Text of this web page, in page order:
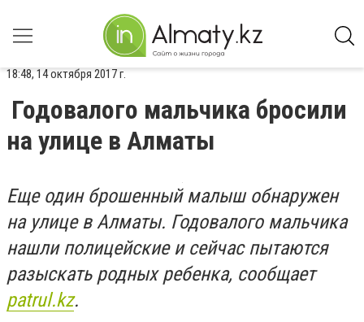
18:48, 14 октября 2017 г.
Годовалого мальчика бросили
на улице в Алматы
Еще один брошенный малыш обнаружен
на улице в Алматы. Годовалого мальчика
нашли полицейские и сейчас пытаются
разыскать родных ребенка, сообщает
patrul.kz.